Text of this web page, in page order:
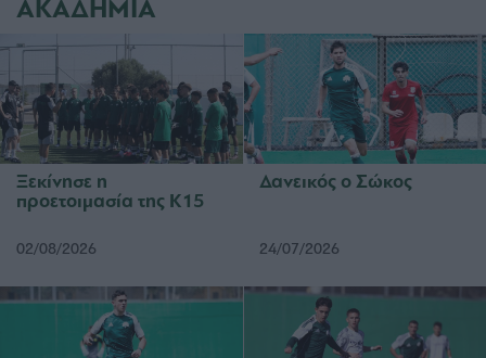
ΑΚΑΔΗΜΙΑ
Ξεκίνησε η
προετοιμασία της Κ15
02/08/2026
Δανεικός ο Σώκος
24/07/2026